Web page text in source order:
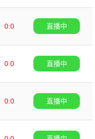
0:0
直播中
0:0
直播中
0:0
直播中